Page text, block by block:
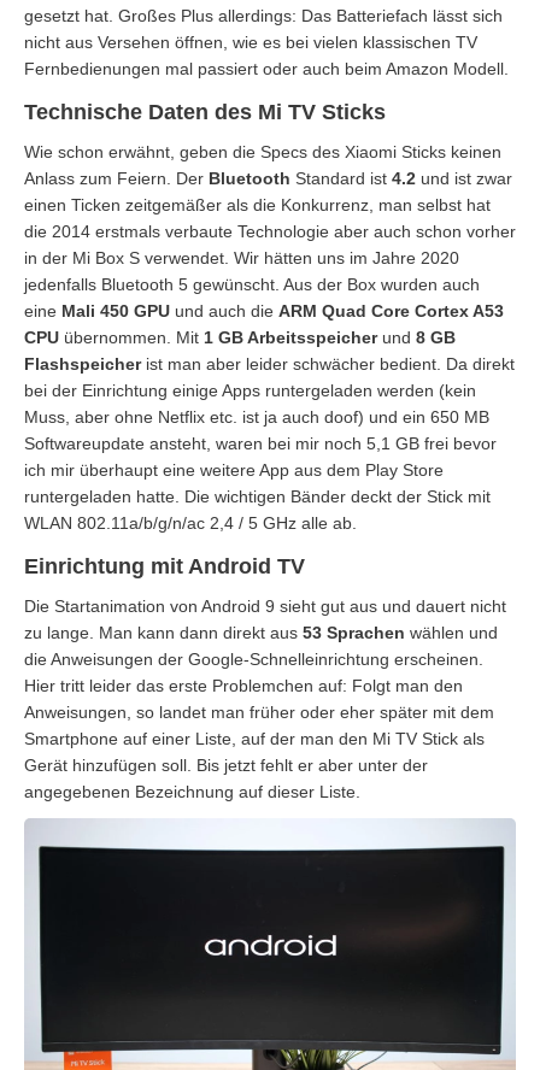
gesetzt hat. Großes Plus allerdings: Das Batteriefach lässt sich
nicht aus Versehen öffnen, wie es bei vielen klassischen TV
Fernbedienungen mal passiert oder auch beim Amazon Modell.
Technische Daten des Mi TV Sticks
Wie schon erwähnt, geben die Specs des Xiaomi Sticks keinen
Anlass zum Feiern. Der Bluetooth Standard ist 4.2 und ist zwar
einen Ticken zeitgemäßer als die Konkurrenz, man selbst hat
die 2014 erstmals verbaute Technologie aber auch schon vorher
in der Mi Box S verwendet. Wir hätten uns im Jahre 2020
jedenfalls Bluetooth 5 gewünscht. Aus der Box wurden auch
eine Mali 450 GPU und auch die ARM Quad Core Cortex A53
CPU übernommen. Mit 1 GB Arbeitsspeicherund 8 GB
Flashspeicherist man aber leider schwächer bedient. Da direkt
bei der Einrichtung einige Apps runtergeladen werden (kein
Muss, aber ohne Netflix etc. ist ja auch doof) und ein 650 MB
Softwareupdate ansteht, waren bei mir noch 5,1 GB frei bevor
ich mir überhaupt eine weitere App aus dem Play Store
runtergeladen hatte. Die wichtigen Bänder deckt der Stick mit
WLAN 802.11a/b/g/n/ac 2,4 / 5 GHz alle ab.
Einrichtung mit Android TV
Die Startanimation von Android 9 sieht gut aus und dauert nicht
zu lange. Man kann dann direkt aus 53 Sprachen wählen und
die Anweisungen der Google-Schnelleinrichtung erscheinen.
Hier tritt leider das erste Problemchen auf: Folgt man den
Anweisungen, so landet man früher oder eher später mit dem
Smartphone auf einer Liste, auf der man den Mi TV Stick als
Gerät hinzufügen soll. Bis jetzt fehlt er aber unter der
angegebenen Bezeichnung auf dieser Liste.